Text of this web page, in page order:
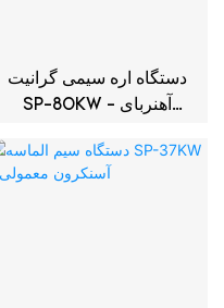
دستگاه اره سیمی گرانیت
SP-80KW - آهنربای